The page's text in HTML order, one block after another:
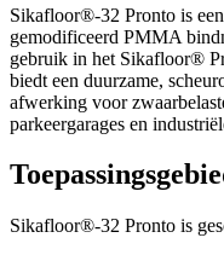
Sikafloor®-32 Pronto is
gemodificeerd PMMA
gebruik in het Sikafloor®
biedt een duurzame,
afwerking voor
parkeergarages en
Sikafloor®-32 Pronto is